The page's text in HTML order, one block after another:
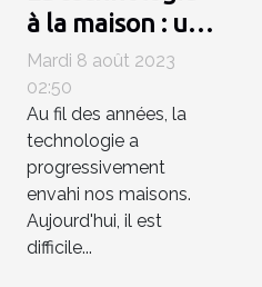
à la maison : un
luxe ou une
nécessité ?
Mardi 8 août 2023
02:50
Au fil des années, la
technologie a
progressivement
envahi nos maisons.
Aujourd'hui, il est
difficile...